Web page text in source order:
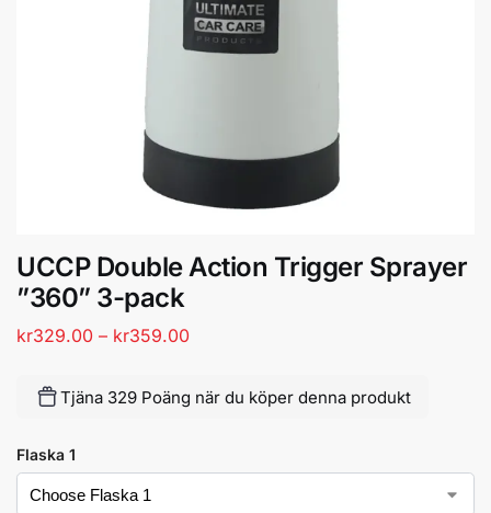
UCCP Double Action Trigger Sprayer
”360” 3-pack
kr329.00 – kr359.00
Tjäna 329 Poäng när du köper denna produkt
Flaska 1